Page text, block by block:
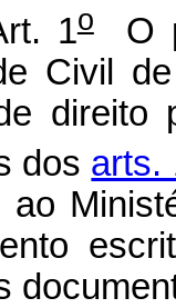
1oO
Civil
direito
dos arts.
ao